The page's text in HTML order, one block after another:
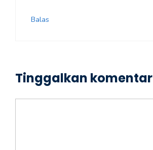
Balas
Tinggalkan komentar